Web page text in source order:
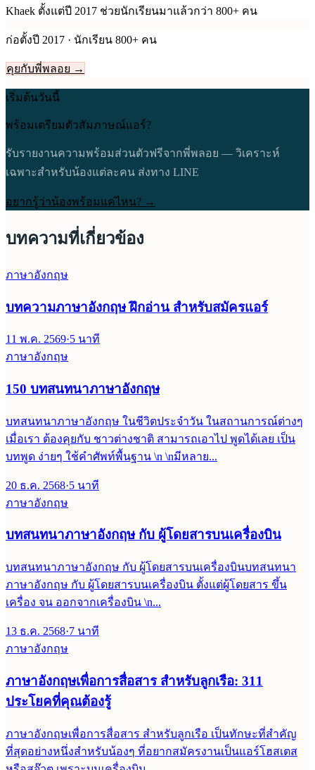
Khaek ตั้งแต่ปี 2017 ช่วยนักเรียนมาแล้วกว่า 800+ คน
ก่อตั้งปี 2017 · นักเรียน 800+ คน
คุยกับพี่พลอย →
เริ่มต้นวันนี้
พร้อมเตรียมตัวสัมภาษณ์แอร์?
รับรายงานความพร้อมส่วนตัวฟรีจากพี่พลอย — วิเคราะห์
เฉพาะสำหรับน้องแต่ละคน ส่งทาง LINE
อยากรู้ว่าน้องพร้อมแค่ไหน? →
บทความที่เกี่ยวข้อง
ภาษาอังกฤษ
บทความภาษาอังกฤษ ฝึกอ่าน สำหรับสมัครแอร์
11 พ.ค. 2569·5 นาที
ภาษาอังกฤษ
150 บทสนทนาภาษาอังกฤษ
บทสนทนาภาษาอังกฤษ ในชีวิตประจำวัน ในสถานการณ์ต่างๆ
เมื่อเรา ต้องคุยกับ ชาวต่างชาติ สามารถเอาไป พูดได้เลย เป็น
บทพูด ง่ายๆ ใช้คำศัพท์พื้นฐาน \n \nมีหลาย...
20 ธ.ค. 2568·5 นาที
ภาษาอังกฤษ
บทสนทนาภาษาอังกฤษ กับ ผู้โดยสารบนเครื่องบิน
บทสนทนาภาษาอังกฤษ กับ ผู้โดยสารบนเครื่องบินบทสนทนา
ภาษาอังกฤษ กับ ผู้โดยสารบนเครื่องบิน ตั้งแต่ผู้โดยสาร ขึ้น
เครื่อง จน ออกจากเครื่องบิน \n...
13 ธ.ค. 2568·7 นาที
ภาษาอังกฤษ
ภาษาอังกฤษเพื่อการสื่อสาร สำหรับลูกเรือ: 311
ประโยคที่คุณต้องรู้
ภาษาอังกฤษเพื่อการสื่อสาร สำหรับลูกเรือ เป็นทักษะที่สำคัญ
ที่สุดอย่างหนึ่งสำหรับน้องๆ ที่อยากสมัครงานเป็นแอร์โฮสเตส